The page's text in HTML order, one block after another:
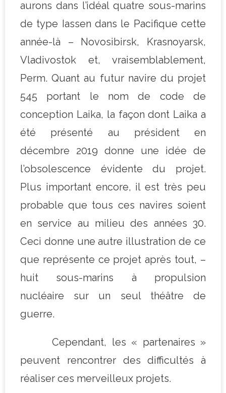
aurons dans l’idéal quatre sous-marins
de type Iassen dans le Pacifique cette
année-là – Novosibirsk, Krasnoyarsk,
Vladivostok et, vraisemblablement,
Perm. Quant au futur navire du projet
545 portant le nom de code de
conception Laika, la façon dont Laika a
été présenté au président en
décembre 2019 donne une idée de
l’obsolescence évidente du projet.
Plus important encore, il est très peu
probable que tous ces navires soient
en service au milieu des années 30.
Ceci donne une autre illustration de ce
que représente ce projet après tout, –
huit sous-marins à propulsion
nucléaire sur un seul théâtre de
guerre.
Cependant, les « partenaires »
peuvent rencontrer des difficultés à
réaliser ces merveilleux projets.